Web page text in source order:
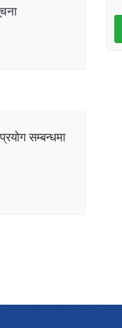
सम्बन्धमा